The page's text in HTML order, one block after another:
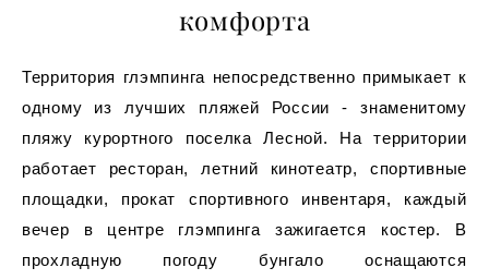
комфорта
Территория глэмпинга непосредственно примыкает к
одному из лучших пляжей России - знаменитому
пляжу курортного поселка Лесной. На территории
работает ресторан, летний кинотеатр, спортивные
площадки, прокат спортивного инвентаря, каждый
вечер в центре глэмпинга зажигается костер. В
прохладную погоду бунгало оснащаются